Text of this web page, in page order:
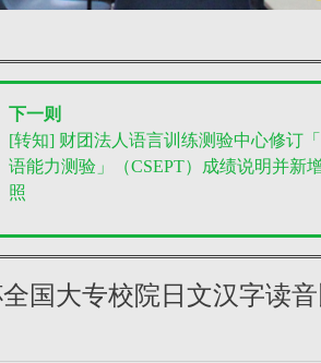
下一则
[转知] 财团法人语言训练测验中心修订
语能力测验」（CSEPT）成绩说明并新
照
国大专校院日文汉字读